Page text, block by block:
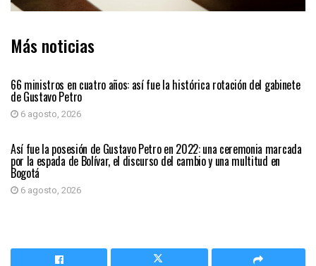
Más noticias
66 ministros en cuatro años: así fue la histórica rotación del gabinete
de Gustavo Petro
6 agosto, 2026
PAÍS
Así fue la posesión de Gustavo Petro en 2022: una ceremonia marcada
por la espada de Bolívar, el discurso del cambio y una multitud en
Bogotá
6 agosto, 2026